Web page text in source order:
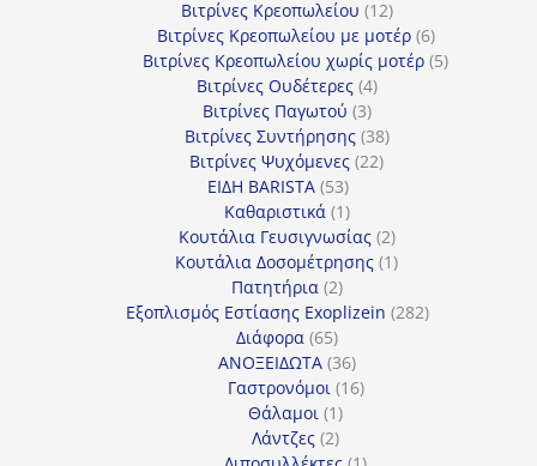
προϊόντα
Βιτρίνες Κρεοπωλείου 1212
προϊόντα
Βιτρίνες Κρεοπωλείου με μοτέρ 66
προϊόντα
Βιτρίνες Κρεοπωλείου χωρίς μοτέρ 55
Βιτρίνες Ουδέτερες 44
προϊόντα
Βιτρίνες Παγωτού 33
προϊόντα
Βιτρίνες Συντήρησης 3838
προϊόντα
Βιτρίνες Ψυχόμενες 2222
ΕΙΔΗ BARISTA 5353
προϊόντα
Καθαριστικά 11
προϊόν
Κουτάλια Γευσιγνωσίας 22
προϊόντα
Κουτάλια Δοσομέτρησης 11
Πατητήρια 22
προϊόντα
Εξοπλισμός Εστίασης Exoplizein 282282
Διάφορα 6565
προϊόντα
ΑΝΟΞΕΙΔΩΤΑ 3636
προϊόντα
Γαστρονόμοι 1616
Θάλαμοι 11
προϊόν
Λάντζες 22